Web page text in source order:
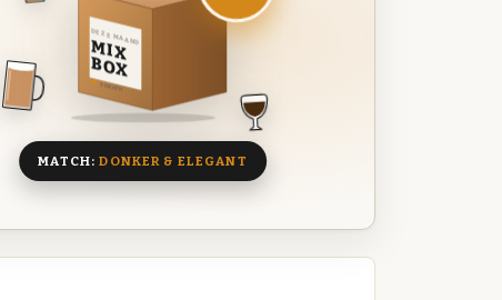
DEZE MAAND
MIX
BOX
8 BIEREN
MATCH:DONKER & ELEGANT